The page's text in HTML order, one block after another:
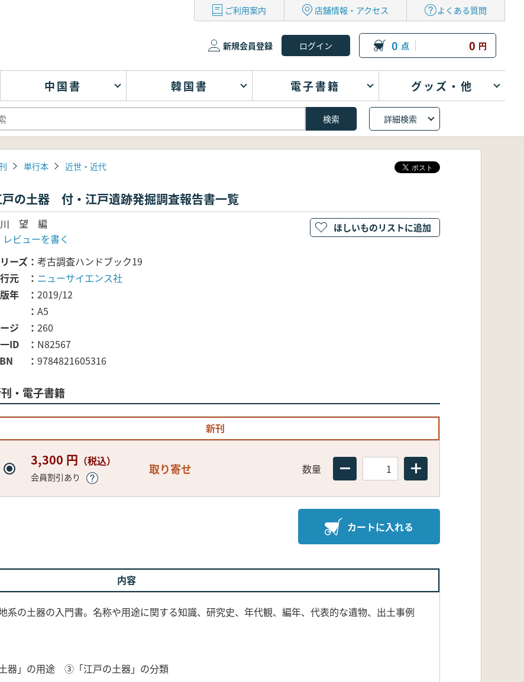
ご利用案内 店舗情報・アクセス よくある質問
新規会員登録 0 点 0 円
中国書 韓国書 電子書籍 グッズ・他
詳細検索
単行本 近世・近代
戸の土器 付・江戸遺跡発掘調査報告書一覧
川 望 編
レビューを書く
ーズ
考古調査ハンドブック19
元
ニューサイエンス社
年
2019/12
A5
ジ
260
ID
N82567
9784821605316
・電子書籍
新刊
3,300 円 （税込）
会員割引あり
取り寄せ 数量
カートに入れる
ほしいものリストに追加
内容
の土器の入門書。名称や用途に関する知識、研究史、年代観、編年、代表的な遺物、出土事例
」の用途 ③「江戸の土器」の分類